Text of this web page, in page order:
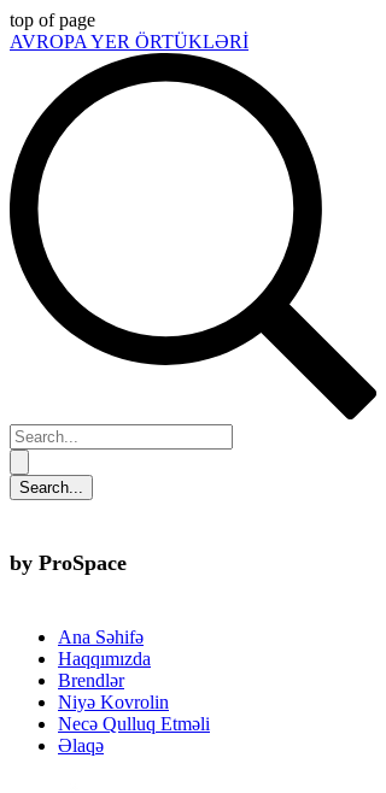
top of page
AVROPA YER ÖRTÜKLƏRİ
by ProSpace
Ana Səhifə
Haqqımızda
Brendlər
Niyə Kovrolin
Necə Qulluq Etməli
Əlaqə